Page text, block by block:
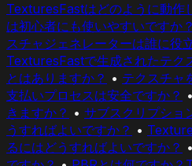
TexturesFastはどのように動作
は初心者にも使いやすいですか？
スチャジェネレーターは誰に役
TexturesFastで生成されたテク
とはありますか？ • テクスチャ
支払いプロセスは安全ですか？ •
きますか？ • サブスクリプショ
うすればよいですか？ •
るにはどうすればよいですか？ •